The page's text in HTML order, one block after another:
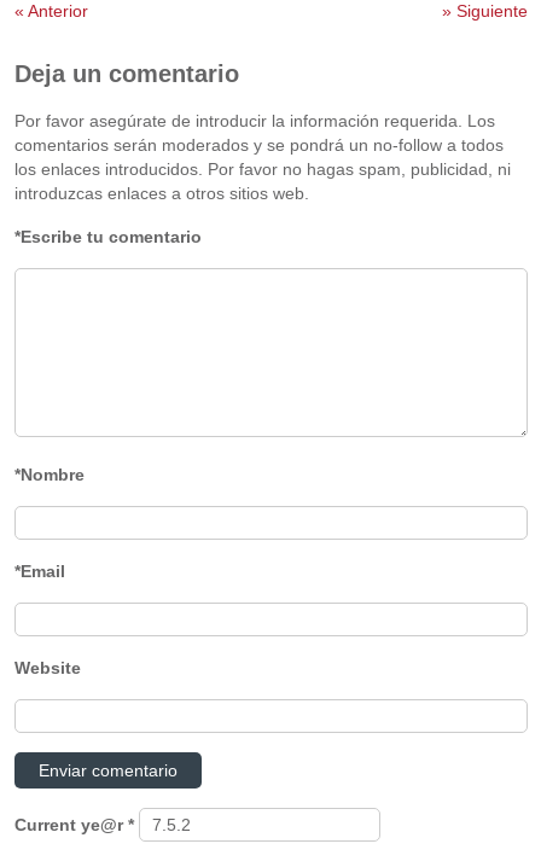
« Anterior »Siguiente
Deja un comentario
Por favor asegúrate de introducir la información requerida. Los
comentarios serán moderados y se pondrá un no-follow a todos
los enlaces introducidos. Por favor no hagas spam, publicidad, ni
introduzcas enlaces a otros sitios web.
*Escribe tu comentario
*Nombre
*Email
Website
Current ye@r*